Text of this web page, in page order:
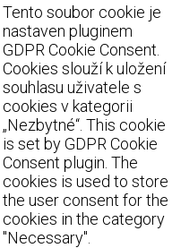
Tento soubor cookie je
nastaven pluginem
GDPR Cookie Consent.
Cookies slouží k uložení
souhlasu uživatele s
cookies v kategorii
„Nezbytné“. This cookie
is set by GDPR Cookie
Consent plugin. The
cookies is used to store
the user consent for the
cookies in the category
"Necessary".